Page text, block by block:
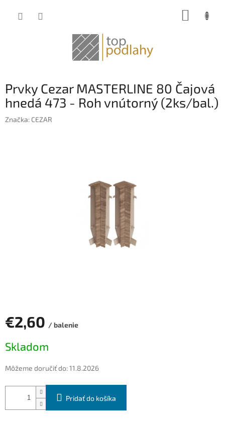
Prvky Cezar MASTERLINE 80 Čajová
hnedá 473 - Roh vnútorný (2ks/bal.)
Značka: CEZAR
€2,60 / balenie
cena:
Skladom
Môžeme doručiť do:11.8.2026
Pridať do košíka